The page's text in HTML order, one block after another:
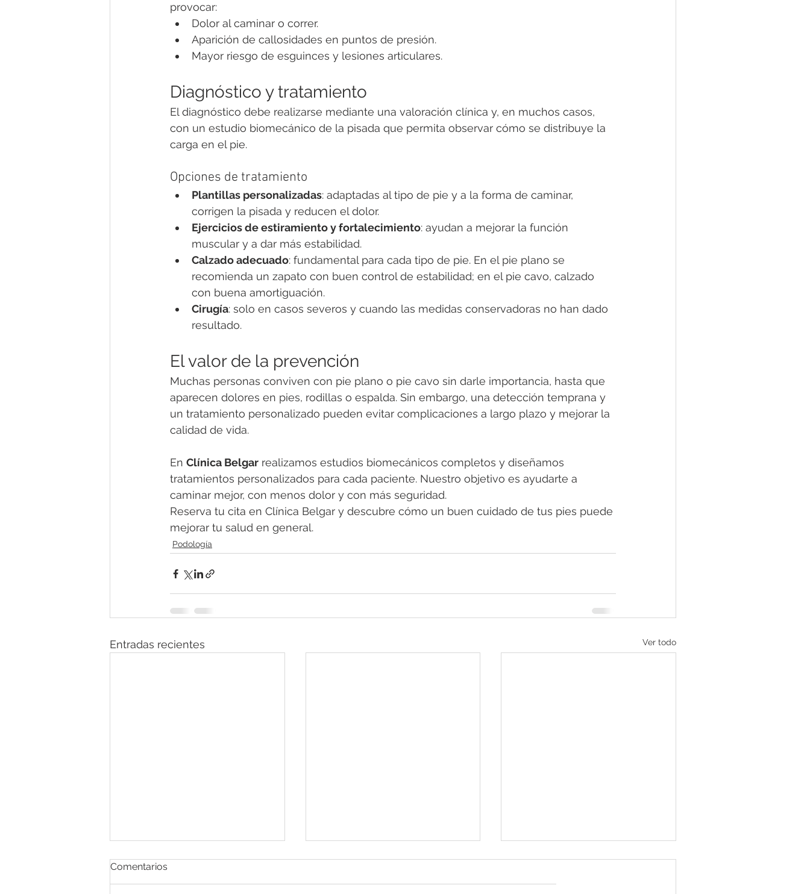
provocar:
Dolor al caminar o correr.
Aparición de callosidades en puntos de presión.
Mayor riesgo de esguinces y lesiones articulares.
Diagnóstico y tratamiento
El diagnóstico debe realizarse mediante una valoración clínica y, en muchos casos,
con un estudio biomecánico de la pisada que permita observar cómo se distribuye la
carga en el pie.
Opciones de tratamiento
Plantillas personalizadas: adaptadas al tipo de pie y a la forma de caminar,
corrigen la pisada y reducen el dolor.
Ejercicios de estiramiento y fortalecimiento: ayudan a mejorar la función
muscular y a dar más estabilidad.
Calzado adecuado: fundamental para cada tipo de pie. En el pie plano se
recomienda un zapato con buen control de estabilidad; en el pie cavo, calzado
con buena amortiguación.
Cirugía: solo en casos severos y cuando las medidas conservadoras no han dado
resultado.
El valor de la prevención
Muchas personas conviven con pie plano o pie cavo sin darle importancia, hasta que
aparecen dolores en pies, rodillas o espalda. Sin embargo, una detección temprana y
un tratamiento personalizado pueden evitar complicaciones a largo plazo y mejorar la
calidad de vida.
En Clínica Belgar realizamos estudios biomecánicos completos y diseñamos
tratamientos personalizados para cada paciente. Nuestro objetivo es ayudarte a
caminar mejor, con menos dolor y con más seguridad.
Reserva tu cita en Clínica Belgar y descubre cómo un buen cuidado de tus pies puede
mejorar tu salud en general.
Podología
Entradas recientes Ver todo
Comentarios